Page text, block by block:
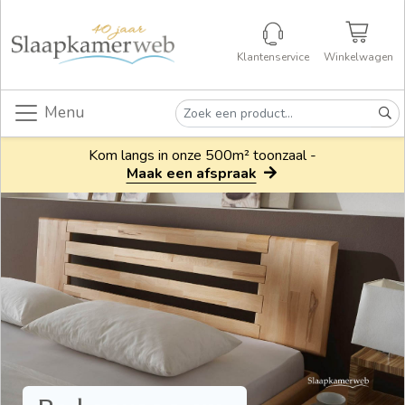
Klantenservice Winkelwagen
Menu
Kom langs in onze 500m² toonzaal -
Maak een afspraak